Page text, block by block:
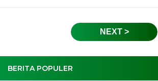
BERITA POPULER
NEXT >